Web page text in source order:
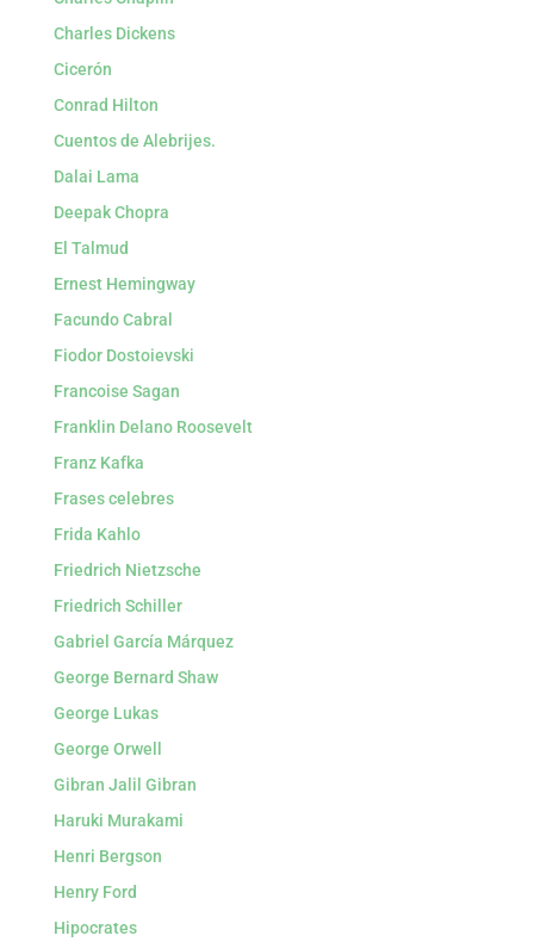
Charles Dickens
Cicerón
Conrad Hilton
Cuentos de Alebrijes.
Dalai Lama
Deepak Chopra
El Talmud
Ernest Hemingway
Facundo Cabral
Fiodor Dostoievski
Francoise Sagan
Franklin Delano Roosevelt
Franz Kafka
Frases celebres
Frida Kahlo
Friedrich Nietzsche
Friedrich Schiller
Gabriel García Márquez
George Bernard Shaw
George Lukas
George Orwell
Gibran Jalil Gibran
Haruki Murakami
Henri Bergson
Henry Ford
Hipocrates